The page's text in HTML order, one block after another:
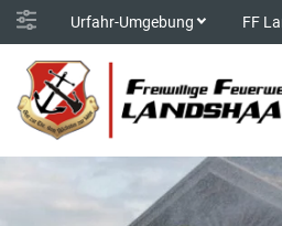
Urfahr-Umgebung FF